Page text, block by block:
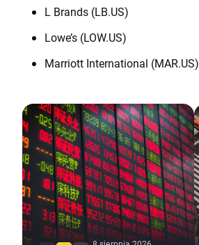
L Brands (LB.US)
Lowe’s (LOW.US)
Marriott International (MAR.US)